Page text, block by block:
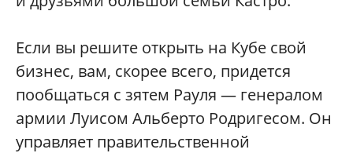
Если вы решите открыть на Кубе свой
бизнес, вам, скорее всего, придется
пообщаться с зятем Рауля — генералом
армии Луисом Альберто Родригесом. Он
управляет правительственной